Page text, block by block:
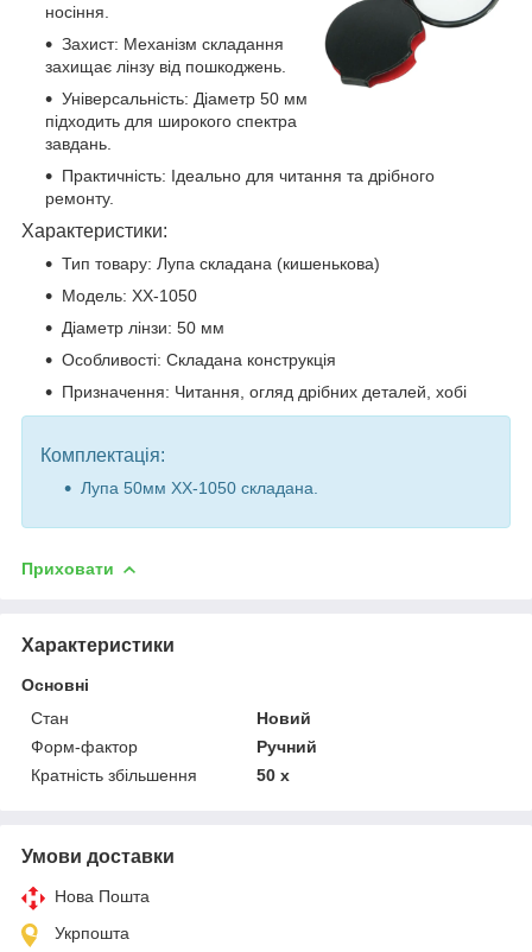
носіння.
Захист: Механізм складання
захищає лінзу від пошкоджень.
Універсальність: Діаметр 50 мм
підходить для широкого спектра
завдань.
Практичність: Ідеально для читання та дрібного
ремонту.
Характеристики:
Тип товару: Лупа складана (кишенькова)
Модель: ХХ-1050
Діаметр лінзи: 50 мм
Особливості: Складана конструкція
Призначення: Читання, огляд дрібних деталей, хобі
Комплектація:
Лупа 50мм ХХ-1050 складана.
Приховати
Характеристики
Основні
Стан
Новий
Форм-фактор
Ручний
Кратність збільшення
50 х
Умови доставки
Нова Пошта
Укрпошта